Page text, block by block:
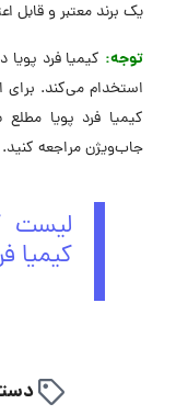
یک برند معتبر و قابل
توجه:
استخدام می‌کند. برای
کیمیا فرد پویا
جاب‌ویژن مراجعه کنید.
لیست
کیمیا